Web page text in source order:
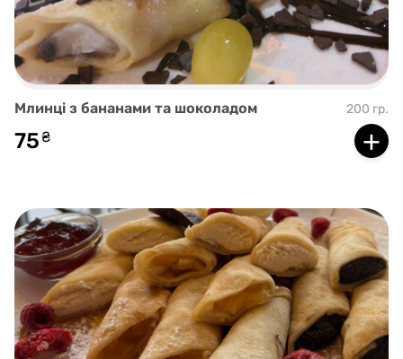
Млинці з бананами та шоколадом 200 гр.
75₴ +